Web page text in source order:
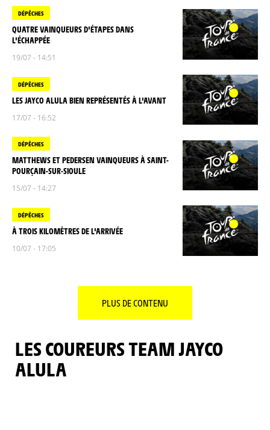
DÉPÊCHES
QUATRE VAINQUEURS D'ÉTAPES DANS
L'ÉCHAPPÉE
19/07 - 14:51
DÉPÊCHES
LES JAYCO ALULA BIEN REPRÉSENTÉS À L'AVANT
17/07 - 16:52
DÉPÊCHES
MATTHEWS ET PEDERSEN VAINQUEURS À SAINT-
POURÇAIN-SUR-SIOULE
15/07 - 14:27
DÉPÊCHES
À TROIS KILOMÈTRES DE L'ARRIVÉE
10/07 - 17:05
PLUS DE CONTENU
LES COUREURS TEAM JAYCO
ALULA